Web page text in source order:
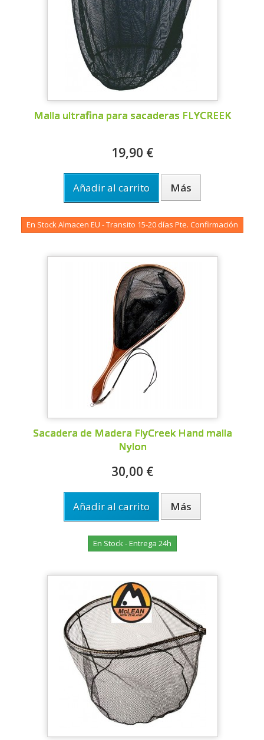
Malla ultrafina para sacaderas FLYCREEK
19,90 €
Añadir al carrito Más
En Stock Almacen EU - Transito 15-20 días Pte. Confirmación
Sacadera de Madera FlyCreek Hand malla
Nylon
30,00 €
Añadir al carrito Más
En Stock - Entrega 24h